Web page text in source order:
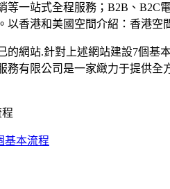
等一站式全程服務；B2B、B2C
以香港和美國空間介紹：香港空
的網站.針對上述網站建設7個基
務有限公司是一家緻力于提供
基本流程